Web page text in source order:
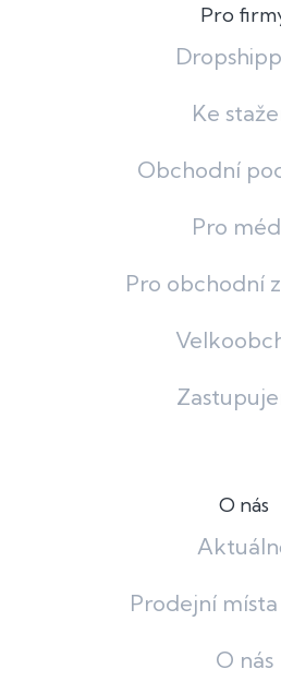
Pro
Ke
Obchodní
Pro
Pro obchodní
O nás
Prodejní
O nás